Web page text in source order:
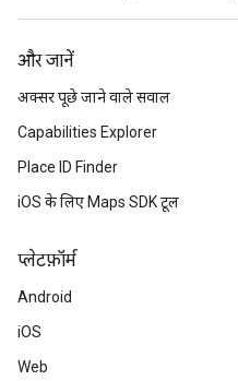
और जानें
अक्सर पूछे जाने वाले सवाल
Capabilities Explorer
Place ID Finder
iOS के लिए Maps SDK टूल
प्‍लेटफ़ॉर्म
Android
iOS
Web